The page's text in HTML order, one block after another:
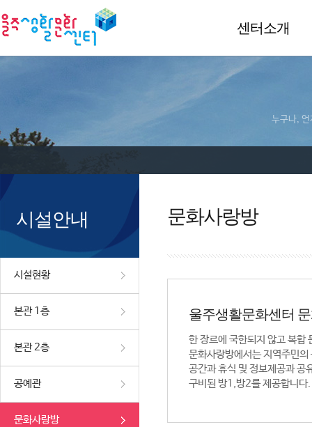
센터소개
누구나, 언
시설안내
시설현황
본관 1층
본관 2층
공예관
문화사랑방
문화사랑방
울주생활문화센터
한 장르에 국한되지 않고 복합
문화사랑방에서는 지역주민
공간과 휴식 및 정보제공과 공
구비된 방1,방2를 제공합니다.